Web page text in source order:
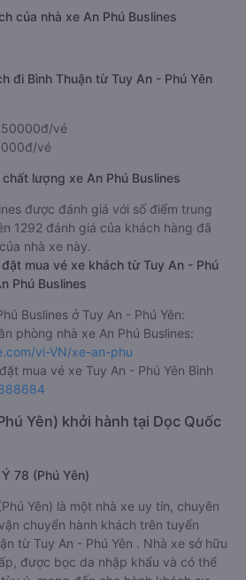
Buslines
và giờ kết thúc của xe khách An
Tuy An - Phú Yên: 18:30
Thuận: 01:54
Phú Buslineskhoảng: 7.4 giờ
của nhà xe An Phú Buslines
đi Bình Thuận từ Tuy An - Phú Yên
vé
lượng xe An Phú Buslines
được đánh giá với số điểm trung
1292 đánh giá của khách hàng đã
nhà xe này.
đặt mua vé xe khách từ Tuy An - Phú
Phú Buslines